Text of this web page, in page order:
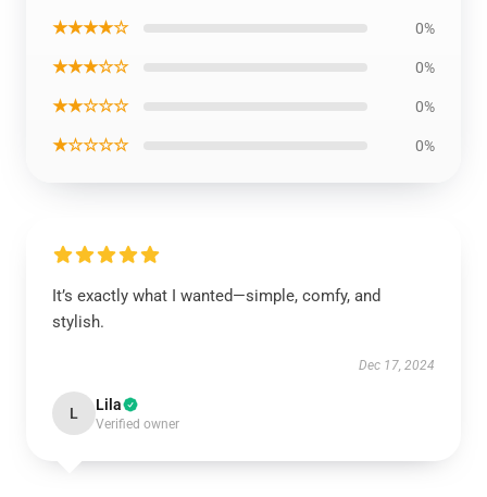
★★★★☆ 0%
★★★☆☆ 0%
★★☆☆☆ 0%
★☆☆☆☆ 0%
It’s exactly what I wanted—simple, comfy, and
stylish.
Dec 17, 2024
L Lila
Verified owner